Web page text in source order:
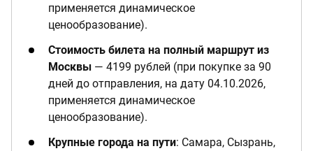
применяется динамическое
ценообразование).
Стоимость билета на полный маршрут из
Москвы — 4199 рублей (при покупке за 90
дней до отправления, на дату 04.10.2026,
применяется динамическое
ценообразование).
Крупные города на пути: Самара, Сызрань,